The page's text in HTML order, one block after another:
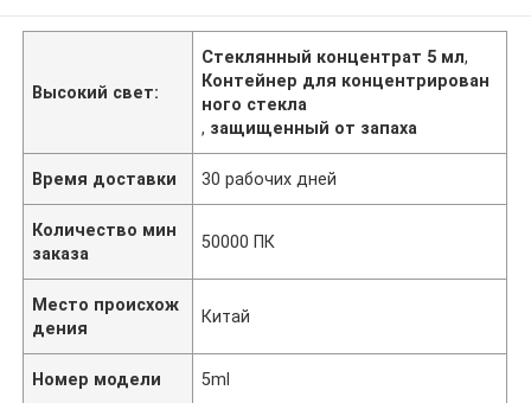
Высокий свет:
Стеклянный концентрат 5 мл,
Контейнер для концентрирован
ного стекла
, защищенный от запаха
Время доставки 30 рабочих дней
Количество мин
заказа
50000 ПК
Место происхож
дения
Китай
Номер модели 5ml